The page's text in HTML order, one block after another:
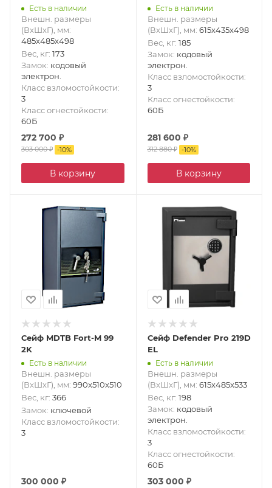
Есть в наличии
Внешн. размеры
(ВxШxГ), мм:
485x485x498
Вес, кг: 173
Замок: кодовый
электрон.
Класс взломостойкости:
3
Класс огнестойкости:
60Б
272 700 ₽
303 000₽ -10%
В корзину
Есть в наличии
Внешн. размеры
(ВxШxГ), мм: 615x435x498
Вес, кг: 185
Замок: кодовый
электрон.
Класс взломостойкости:
3
Класс огнестойкости:
60Б
281 600 ₽
312 880₽ -10%
В корзину
Сейф MDTB Fort-M 99
2K
Есть в наличии
Внешн. размеры
(ВxШxГ), мм: 990x510x510
Вес, кг: 366
Замок: ключевой
Класс взломостойкости:
3
300 000 ₽
Сейф Defender Pro 219D
EL
Есть в наличии
Внешн. размеры
(ВxШxГ), мм: 615x485x533
Вес, кг: 198
Замок: кодовый
электрон.
Класс взломостойкости:
3
Класс огнестойкости:
60Б
303 000 ₽